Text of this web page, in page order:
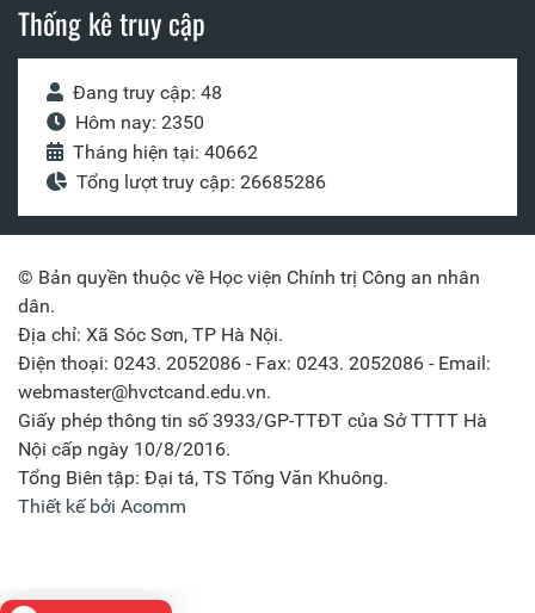
Thống kê truy cập
Đang truy cập: 48
Hôm nay: 2350
Tháng hiện tại: 40662
Tổng lượt truy cập: 26685286
© Bản quyền thuộc về Học viện Chính trị Công an nhân
dân.
Địa chỉ: Xã Sóc Sơn, TP Hà Nội.
Điện thoại: 0243. 2052086 - Fax: 0243. 2052086 - Email:
webmaster@hvctcand.edu.vn.
Giấy phép thông tin số 3933/GP-TTĐT của Sở TTTT Hà
Nội cấp ngày 10/8/2016.
Tổng Biên tập: Đại tá, TS Tống Văn Khuông.
Thiết kế bởi Acomm